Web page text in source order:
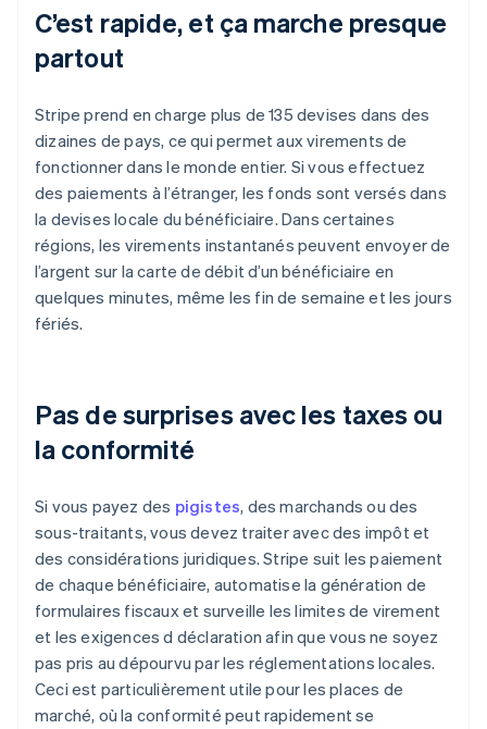
C’est rapide, et ça marche presque
partout
Stripe prend en charge plus de 135 devises dans des
dizaines de pays, ce qui permet aux virements de
fonctionner dans le monde entier. Si vous effectuez
des paiements à l’étranger, les fonds sont versés dans
la devises locale du bénéficiaire. Dans certaines
régions, les virements instantanés peuvent envoyer de
l’argent sur la carte de débit d’un bénéficiaire en
quelques minutes, même les fin de semaine et les jours
fériés.
Pas de surprises avec les taxes ou
la conformité
Si vous payez des pigistes, des marchands ou des
sous-traitants, vous devez traiter avec des impôt et
des considérations juridiques. Stripe suit les paiement
de chaque bénéficiaire, automatise la génération de
formulaires fiscaux et surveille les limites de virement
et les exigences d déclaration afin que vous ne soyez
pas pris au dépourvu par les réglementations locales.
Ceci est particulièrement utile pour les places de
marché, où la conformité peut rapidement se